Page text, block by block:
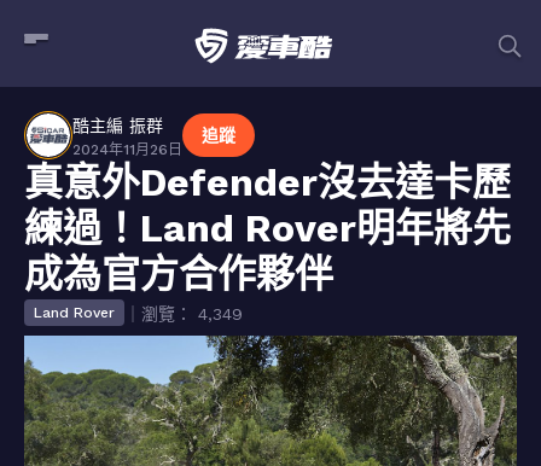
酷主編 振群
2024年11月26日
追蹤
真意外Defender沒去達卡歷
練過！Land Rover明年將先
成為官方合作夥伴
Land Rover ｜瀏覽： 4,349